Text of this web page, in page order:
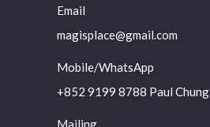
Email
magisplace@gmail.com
Mobile/WhatsApp
+852 9199 8788 Paul Chung
Mailing